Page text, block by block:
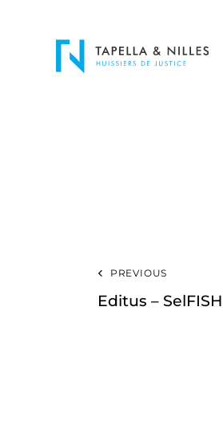
PREVIOUS
Editus – SelFISH